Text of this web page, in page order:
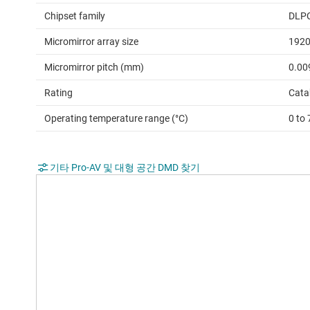
Chipset family
Micromirror array size
Micromirror pitch (mm)
Rating
Operating temperature range (°C) 0 to
기타 Pro-AV 및 대형 공간 DMD 찾기